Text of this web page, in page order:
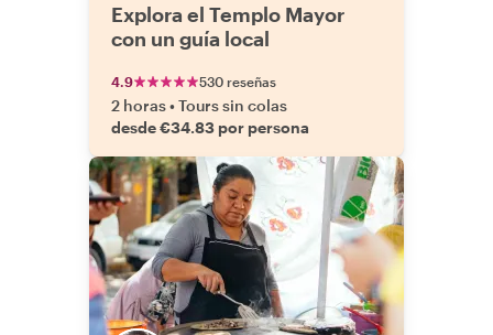
Explora el Templo Mayor
con un guía local
4.9 530 reseñas
2 horas•Tours sin colas
desde €34.83 por persona